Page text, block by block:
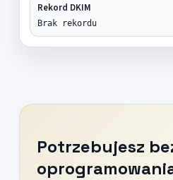
Rekord DKIM
Brak rekordu
Potrzebujesz